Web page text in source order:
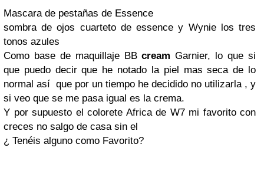
Mascara de pestañas de Essence
sombra de ojos cuarteto de essence y Wynie los tres
tonos azules
Como base de maquillaje BBcream Garnier, lo que si
que puedo decir que he notado la piel mas seca de lo
normal así que por un tiempo he decidido no utilizarla , y
si veo que se me pasa igual es la crema.
Y por supuesto el colorete Africa de W7 mi favorito con
creces no salgo de casa sin el
¿ Tenéis alguno como Favorito?